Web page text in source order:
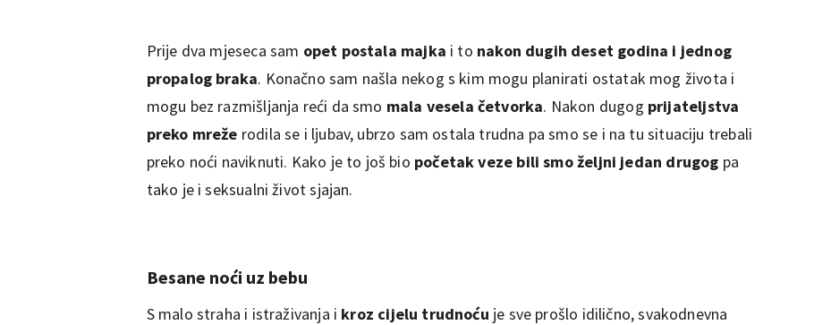
Prije dva mjeseca sam opet postala majka i to nakon dugih deset godina i jednog
propalog braka. Konačno sam našla nekog s kim mogu planirati ostatak mog života i
mogu bez razmišljanja reći da smo mala vesela četvorka. Nakon dugog prijateljstva
preko mreže rodila se i ljubav, ubrzo sam ostala trudna pa smo se i na tu situaciju trebali
preko noći naviknuti. Kako je to još bio početak veze bili smo željni jedan drugog pa
tako je i seksualni život sjajan.
Besane noći uz bebu
S malo straha i istraživanja i kroz cijelu trudnoću je sve prošlo idilično, svakodnevna